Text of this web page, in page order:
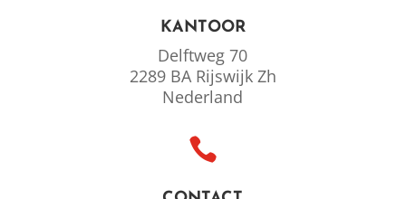
KANTOOR
Delftweg 70
2289 BA Rijswijk Zh
Nederland
